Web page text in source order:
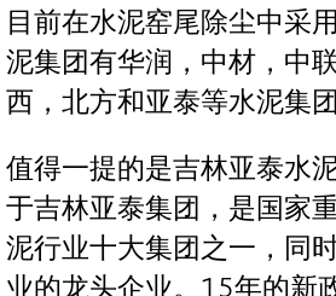
目前在水泥窑尾除尘中采
泥集团有华润，中材，中
西，北方和亚泰等水泥集团
值得一提的是吉林亚泰水
于吉林亚泰集团，是国家
泥行业十大集团之一，同
业的龙头企业。15年的新